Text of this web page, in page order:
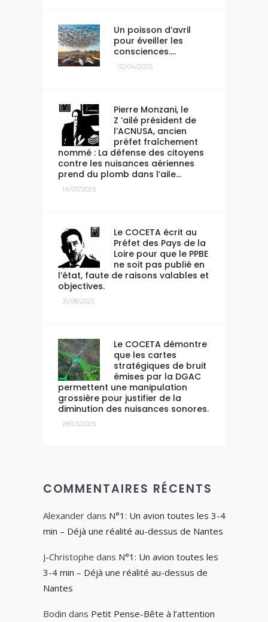
Un poisson d’avril
pour éveiller les
consciences….
02/04/2025
Pierre Monzani, le
Z ’ailé président de
l’ACNUSA, ancien
préfet fraîchement
nommé : La défense des citoyens
contre les nuisances aériennes
prend du plomb dans l’aile…
14/07/2025
Le COCETA écrit au
Préfet des Pays de la
Loire pour que le PPBE
ne soit pas publié en
l’état, faute de raisons valables et
objectives.
31/08/2025
Le COCETA démontre
que les cartes
stratégiques de bruit
émises par la DGAC
permettent une manipulation
grossière pour justifier de la
diminution des nuisances sonores.
28/03/2025
COMMENTAIRES RÉCENTS
Alexanderdans N°1: Un avion toutes les 3-4
min – Déjà une réalité au-dessus de Nantes
J-Christophe dans N°1: Un avion toutes les
3-4 min – Déjà une réalité au-dessus de
Nantes
Bodin dans Petit Pense-Bête à l’attention